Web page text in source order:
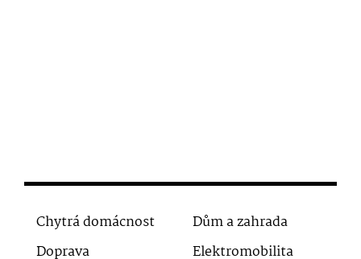
Chytrá domácnost
Dům a zahrada
Doprava
Elektromobilita